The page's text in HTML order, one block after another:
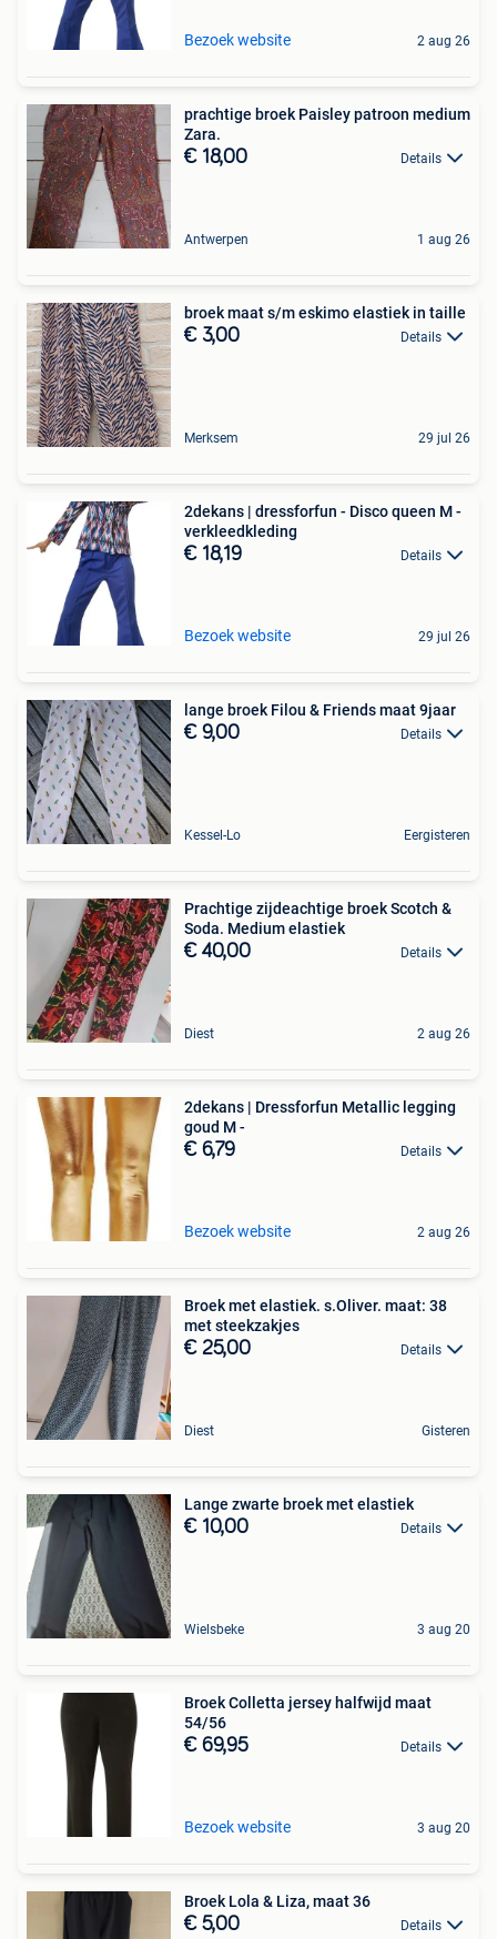
Bezoek website 2 aug 26
prachtige broek Paisley patroon medium
Zara.
€ 18,00 Details
Antwerpen 1 aug 26
broek maat s/m eskimo elastiek in taille
€ 3,00 Details
Merksem 29 jul 26
2dekans | dressforfun - Disco queen M -
verkleedkleding
€ 18,19 Details
Bezoek website 29 jul 26
lange broek Filou & Friends maat 9jaar
€ 9,00 Details
Kessel-Lo Eergisteren
Prachtige zijdeachtige broek Scotch &
Soda. Medium elastiek
€ 40,00 Details
Diest 2 aug 26
2dekans | Dressforfun Metallic legging
goud M -
€ 6,79 Details
Bezoek website 2 aug 26
Broek met elastiek. s.Oliver. maat: 38
met steekzakjes
€ 25,00 Details
Diest Gisteren
Lange zwarte broek met elastiek
€ 10,00 Details
Wielsbeke 3 aug 20
Broek Colletta jersey halfwijd maat
54/56
€ 69,95 Details
Bezoek website 3 aug 20
Broek Lola & Liza, maat 36
€ 5,00 Details